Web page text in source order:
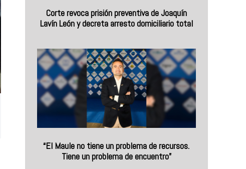
Corte revoca prisión preventiva de Joaquín
Lavín León y decreta arresto domiciliario total
“El Maule no tiene un problema de recursos.
Tiene un problema de encuentro”